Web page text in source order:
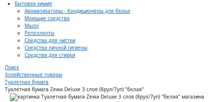
Бытовая химия
Ароматизаторы - Кондиционеры для белья
Моющие средства
Мыло
Репелленты
Средства для чистки
Средства личной гигиены
Средства для стирки
Поиск
Хозяйственные товары
Туалетная бумага
Туалетная бумага Zewa Deluxe 3 слоя (8рул/7уп) "белая"